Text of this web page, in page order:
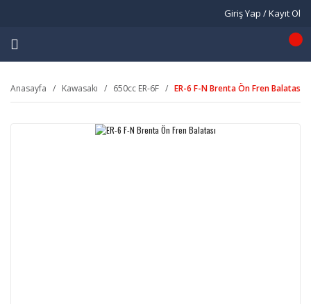
Giriş Yap / Kayıt Ol
Anasayfa Kawasakı 650cc ER-6F ER-6 F-N Brenta Ön Fren Balatası